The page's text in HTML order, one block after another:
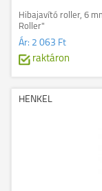
Hibajavító roller, 6
Roller"
Ár: 2 063 Ft
raktáron
HENKEL